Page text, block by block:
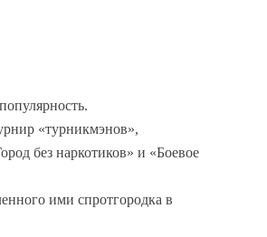
«турникмэнов»,
без наркотиков» и «Боевое
ими спротгородка в